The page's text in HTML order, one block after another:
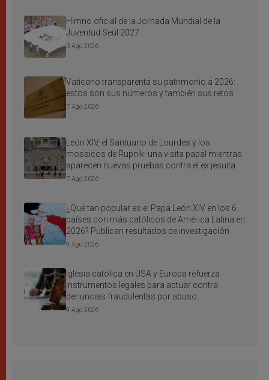
Himno oficial de la Jornada Mundial de la
Juventud Seúl 2027
3 Ago 2026
Vaticano transparenta su patrimonio a 2026:
estos son sus números y también sus retos
7 Ago 2026
León XIV, el Santuario de Lourdes y los
mosaicos de Rupnik: una visita papal mientras
aparecen nuevas pruebas contra el ex jesuita
7 Ago 2026
¿Qué tan popular es el Papa León XIV en los 6
países con más católicos de América Latina en
2026? Publican resultados de investigación
9 Ago 2026
Iglesia católica en USA y Europa refuerza
instrumentos legales para actuar contra
denuncias fraudulentas por abuso
9 Ago 2026